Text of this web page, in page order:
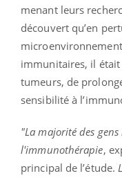
menant leurs
découvert qu’en
immunitaires, il
tumeurs, de
sensibilité à
"La majorité des
l'immunothérapie,
principal de l’étude.